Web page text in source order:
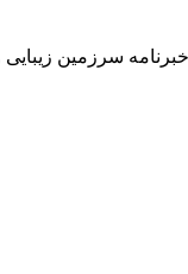
سرزمین زیبایی